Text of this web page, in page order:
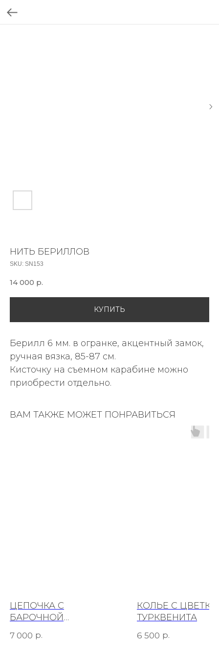
НИТЬ БЕРИЛЛОВ
SKU: SN153
14 000 р.
КУПИТЬ
Берилл 6 мм. в огранке, акцентный замок,
ручная вязка, 85-87 см.
Кисточку на съемном карабине можно
приобрести отдельно.
ВАМ ТАКЖЕ МОЖЕТ ПОНРАВИТЬСЯ
ЦЕПОЧКА С
БАРОЧНОЙ
7 000 р.
КОЛЬЕ С
ТУРКВЕНИТА
6 500 р.